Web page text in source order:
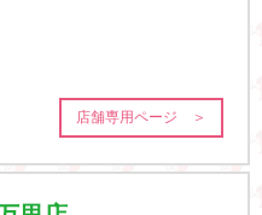
店舗専用ページ ＞